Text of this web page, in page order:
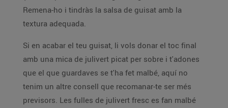
Remena-ho i tindràs la salsa de guisat amb la
textura adequada.
Si en acabar el teu guisat, li vols donar el toc final
amb una mica de julivert picat per sobre i t'adones
que el que guardaves se t'ha fet malbé, aquí no
tenim un altre consell que recomanar-te ser més
previsors. Les fulles de julivert fresc es fan malbé